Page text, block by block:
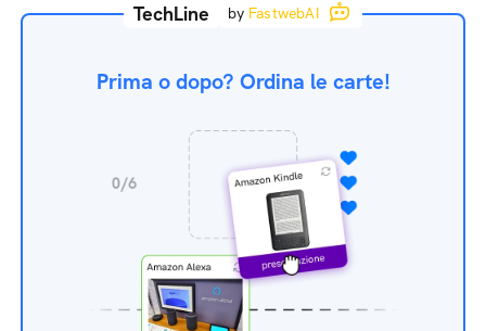
TechLine by FastwebAI
Prima o dopo? Ordina le carte!